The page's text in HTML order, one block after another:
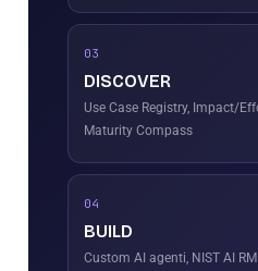
03
DISCOVER
Use Case Registry, Impact/
Maturity Compass
04
BUILD
Custom AI agenti, NIST AI